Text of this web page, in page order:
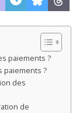
paiements ?
paiements ?
des
de